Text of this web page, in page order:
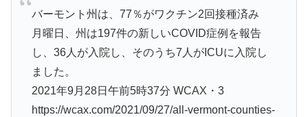
バーモント州は、77％がワクチン2回接種済み
月曜日、州は197件の新しいCOVID症例を報告
し、36人が入院し、そのうち7人がICUに入院し
ました。
2021年9月28日午前5時37分 WCAX・3
https://wcax.com/2021/09/27/all-vermont-counties-